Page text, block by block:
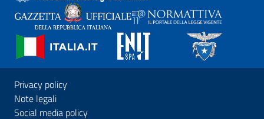
Privacy policy
Note legali
Social media policy